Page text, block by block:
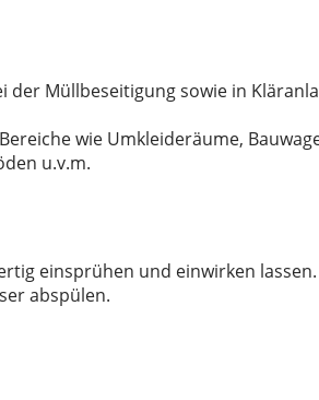
der Müllbeseitigung sowie in
wie Umkleideräume,
u.v.m.
einsprühen und einwirken lassen.
abspülen.